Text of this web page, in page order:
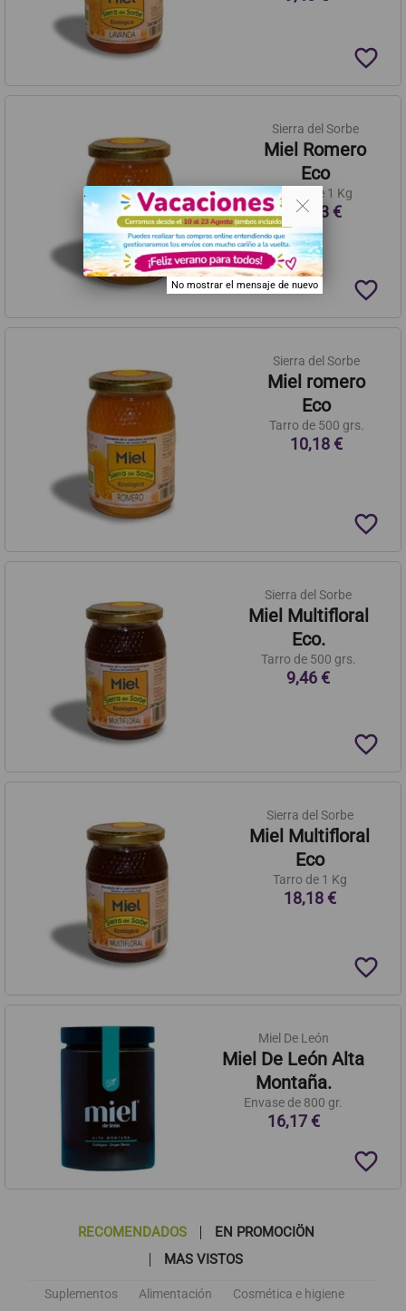
favorite_border
Sierra del Sorbe
Miel Romero
Eco
Tarro de 1 Kg
19,63 €
favorite_border
Sierra del Sorbe
Miel romero
Eco
Tarro de 500 grs.
10,18 €
favorite_border
Sierra del Sorbe
Miel Multifloral
Eco.
Tarro de 500 grs.
9,46 €
favorite_border
Sierra del Sorbe
Miel Multifloral
Eco
Tarro de 1 Kg
18,18 €
favorite_border
Miel De León
Miel De León Alta
Montaña.
Envase de 800 gr.
16,17 €
favorite_border
RECOMENDADOS
EN PROMOCIÖN
MAS VISTOS
Suplementos Alimentación
Cosmética e higiene
. .
No mostrar el mensaje de nuevo